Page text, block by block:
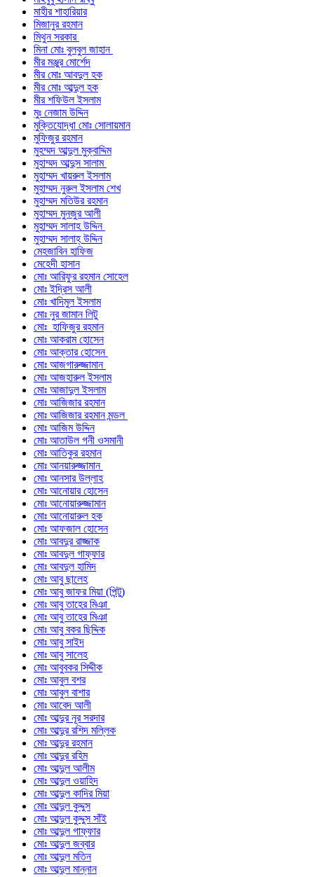
মাহীর শাহারিয়ার
মিজানুর রহমান
মিথুন সরকার
মিনা মোঃ বুলবুল জাহান
মীর মঞ্জুর মোর্শেদ
মীর মোঃ আবদুল হক
মীর মোঃ আব্দুল হক
মীর শফিউল ইসলাম
মুঃ নেজাম উদ্দিন
মুক্তিযোদ্ধা মোঃ সোলায়মান
মুফিজুর রহমান
মুহম্মদ আব্দুল মুক্বাদ্দিম
মুহাম্মদ আব্দুস সালাম
মুহাম্মদ খায়রুল ইসলাম
মুহাম্মদ নুরুল ইসলাম শেখ
মুহাম্মদ মতিউর রহমান
মুহাম্মদ মুনজুর আলী
মুহাম্মদ সালাহ উদ্দিন
মুহাম্মদ সালাহ্ উদ্দিন
মেহজাবিন হাফিজ
মেহেদী হাসান
মোঃ আরিফুর রহমান সোহেল
মোঃ ইদ্রিস আলী
মোঃ খাদিমুল ইসলাম
মোঃ নুর জামান লিটু
মোঃ হাফিজুর রহমান
মোঃ আকরাম হোসেন
মোঃ আক্তার হোসেন
মোঃ আজগারুজ্জামান
মোঃ আজহারুল ইসলাম
মোঃ আজাদুল ইসলাম
মোঃ আজিজার রহমান
মোঃ আজিজার রহমান মন্ডল
মোঃ আজিম উদ্দিন
মোঃ আতাউল গনী ওসমানী
মোঃ আতিকুর রহমান
মোঃ আনয়ারুজ্জামান
মোঃ আনসার উল্লাহ
মোঃ আনোয়ার হোসেন
মোঃ আনোয়ারুজ্জামান
মোঃ আনোয়ারুল হক
মোঃ আফজাল হোসেন
মোঃ আবদুর রাজ্জাক
মোঃ আবদুল গাফ্‌ফার
মোঃ আবদুল হামিদ
মোঃ আবু ছালেহ
মোঃ আবু জাফর মিয়া (পিন্টু)
মোঃ আবু তাহের মিঞা
মোঃ আবু তাহের মিঞা
মোঃ আবু বকর ছিদ্দিক
মোঃ আবু সাইদ
মোঃ আবু সালেহ
মোঃ আবুবকর সিদ্দীক
মোঃ আবুল বশর
মোঃ আবুল বাশার
মোঃ আবেদ আলী
মোঃ আব্দুর নূর সরদার
মোঃ আব্দুর রশিদ মল্লিক
মোঃ আব্দুর রহমান
মোঃ আব্দুর রহিম
মোঃ আব্দুল আলীম
মোঃ আব্দুল ওয়াহিদ
মোঃ আব্দুল কাদির মিয়া
মোঃ আব্দুল কুদ্দুস
মোঃ আব্দুল কুদ্দুস সাঁই
মোঃ আব্দুল গাফ্ফার
মোঃ আব্দুল জব্বার
মোঃ আব্দুল মতিন
মোঃ আব্দুল মান্নান